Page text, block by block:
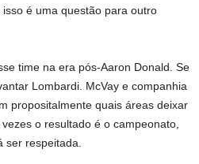
é uma questão para outro
time na era pós-Aaron Donald. Se
Lombardi. McVay e companhia
propositalmente quais áreas deixar
o resultado é o campeonato,
respeitada.